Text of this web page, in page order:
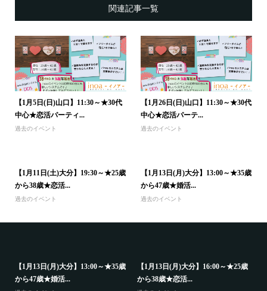
関連記事一覧
【1月5日(日)山口】11:30～★30代
中心★恋活パーティ...
過去のイベント
【1月26日(日)山口】11:30～★30代
中心★恋活パーテ...
過去のイベント
【1月11日(土)大分】19:30～★25歳
から38歳★恋活...
過去のイベント
【1月13日(月)大分】13:00～★35歳
から47歳★婚活...
過去のイベント
16:00～★25歳